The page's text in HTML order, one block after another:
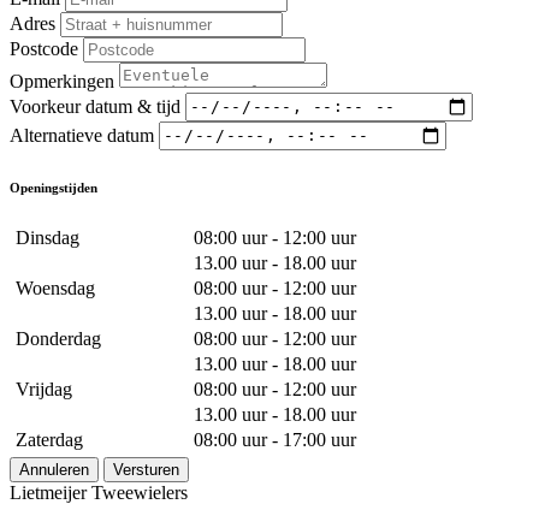
Adres
Postcode
Opmerkingen
Voorkeur datum & tijd
Alternatieve datum
Openingstijden
Dinsdag
08:00 uur - 12:00 uur
13.00 uur - 18.00 uur
Woensdag
08:00 uur - 12:00 uur
13.00 uur - 18.00 uur
Donderdag
08:00 uur - 12:00 uur
13.00 uur - 18.00 uur
Vrijdag
08:00 uur - 12:00 uur
13.00 uur - 18.00 uur
Zaterdag
08:00 uur - 17:00 uur
Annuleren Versturen
Lietmeijer Tweewielers